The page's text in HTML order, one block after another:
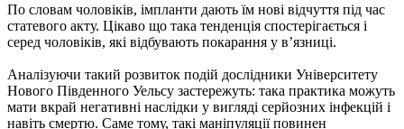
По словам чоловіків, імпланти дають їм нові відчуття під час
статевого акту. Цікаво що така тенденція спостерігається і
серед чоловіків, які відбувають покарання у в’язниці.
Аналізуючи такий розвиток подій дослідники Університету
Нового Південного Уельсу застережуть: така практика можуть
мати вкрай негативні наслідки у вигляді серйозних інфекцій і
навіть смертю. Саме тому, такі маніпуляції повинен